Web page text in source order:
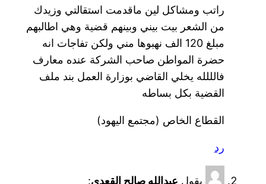
راتب ومشاكل لين ماقدمت استقالتي وزيدك
من الشعر بيت بيني وبينهم قضية وهي اطالبهم
مبلغ 120 الف نهبوها مني ولكن تفاجات انه
حضرة المواطن صاحب الشركة عنده معارف
فالللله يخلي القاضي بوزارة العمل بند ملف
القضية بكل بساطه
القطاع الخاص (مجتمع اليهود)
رد
يقول عبدالله صالح القعدي: